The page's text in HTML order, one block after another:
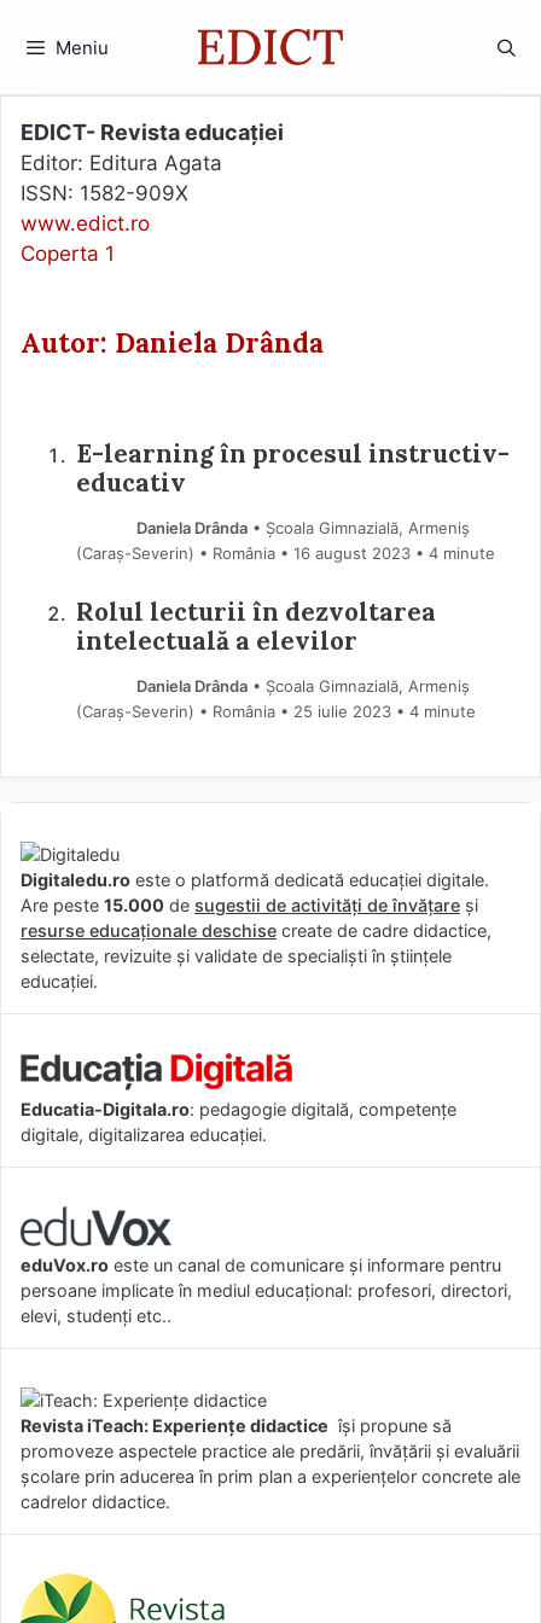
Meniu
EDICT- Revista educației
Editor: Editura Agata
ISSN: 1582-909X
www.edict.ro
Coperta 1
Autor: Daniela Drânda
E-learning în procesul instructiv-
educativ
Daniela Drânda• Școala Gimnazială, Armeniș
(Caraş-Severin) • România
16 august 2023 • 4 minute
Rolul lecturii în dezvoltarea
intelectuală a elevilor
Daniela Drânda• Școala Gimnazială, Armeniș
(Caraş-Severin) • România
25 iulie 2023 • 4 minute
Digitaledu.ro este o platformă dedicată educației digitale.
Are peste 15.000 de sugestii de activități de învățare și
resurse educaționale deschise create de cadre didactice,
selectate, revizuite și validate de specialiști în științele
educației.
Educatia-Digitala.ro: pedagogie digitală, competențe
digitale, digitalizarea educației.
eduVox.ro este un canal de comunicare și informare pentru
persoane implicate în mediul educațional: profesori, directori,
elevi, studenți etc..
Revista iTeach: Experienţe didactice îşi propune să
promoveze aspectele practice ale predării, învăţării şi evaluării
şcolare prin aducerea în prim plan a experienţelor concrete ale
cadrelor didactice.